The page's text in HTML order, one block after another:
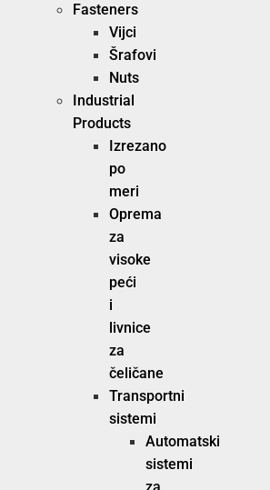
Fasteners
Vijci
Šrafovi
Nuts
Industrial
Products
Izrezano
po
meri
Oprema
za
visoke
peći
i
livnice
za
čeličane
Transportni
sistemi
Automatski
sistemi